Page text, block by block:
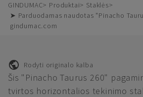
GINDUMAC Produktai
Staklės
➤ Parduodamas naudotas "Pinacho
gindumac.com
Rodyti originalo kalba
Šis "Pinacho Taurus 260"
tvirtos horizontalios tekinimo